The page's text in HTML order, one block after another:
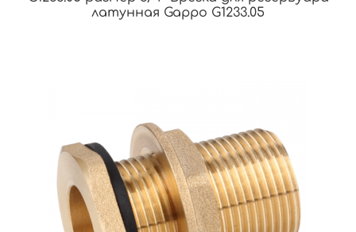
латунная Gappo G1233.05